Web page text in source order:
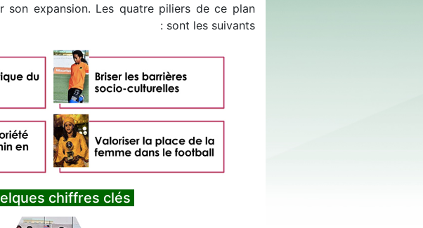
son expansion. Les quatre piliers de ce plan
sont les suivants :